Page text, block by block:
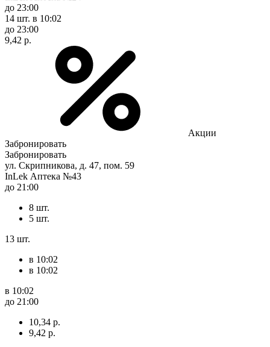
до 23:00
14 шт. в 10:02
до 23:00
9,42 р.
Акции
Забронировать
Забронировать
ул. Скрипникова, д. 47, пом. 59
InLek Аптека №43
до 21:00
8 шт.
5 шт.
13 шт.
в 10:02
в 10:02
в 10:02
до 21:00
10,34 р.
9,42 р.